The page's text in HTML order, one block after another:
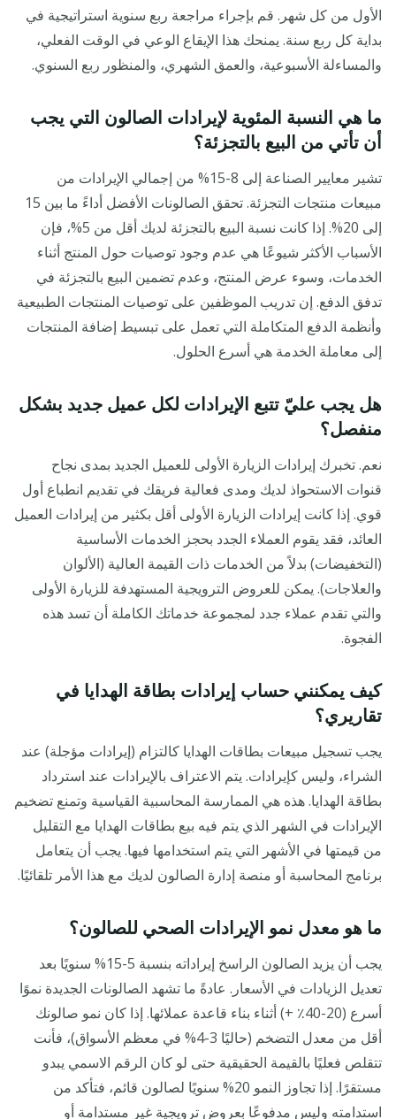
الأول من كل شهر. قم بإجراء مراجعة ربع سنوية استراتيجية في
بداية كل ربع سنة. يمنحك هذا الإيقاع الوعي في الوقت الفعلي،
والمساءلة الأسبوعية، والعمق الشهري، والمنظور ربع السنوي.
ما هي النسبة المئوية لإيرادات الصالون التي يجب
أن تأتي من البيع بالتجزئة؟
تشير معايير الصناعة إلى 8-15% من إجمالي الإيرادات من
مبيعات منتجات التجزئة. تحقق الصالونات الأفضل أداءً ما بين 15
إلى 20%. إذا كانت نسبة البيع بالتجزئة لديك أقل من 5%، فإن
الأسباب الأكثر شيوعًا هي عدم وجود توصيات حول المنتج أثناء
الخدمات، وسوء عرض المنتج، وعدم تضمين البيع بالتجزئة في
تدفق الدفع. إن تدريب الموظفين على توصيات المنتجات الطبيعية
وأنظمة الدفع المتكاملة التي تعمل على تبسيط إضافة المنتجات
إلى معاملة الخدمة هي أسرع الحلول.
هل يجب عليّ تتبع الإيرادات لكل عميل جديد بشكل
منفصل؟
نعم. تخبرك إيرادات الزيارة الأولى للعميل الجديد بمدى نجاح
قنوات الاستحواذ لديك ومدى فعالية فريقك في تقديم انطباع أول
قوي. إذا كانت إيرادات الزيارة الأولى أقل بكثير من إيرادات العميل
العائد، فقد يقوم العملاء الجدد بحجز الخدمات الأساسية
(التخفيضات) بدلاً من الخدمات ذات القيمة العالية (الألوان
والعلاجات). يمكن للعروض الترويجية المستهدفة للزيارة الأولى
والتي تقدم عملاء جدد لمجموعة خدماتك الكاملة أن تسد هذه
الفجوة.
كيف يمكنني حساب إيرادات بطاقة الهدايا في
تقاريري؟
يجب تسجيل مبيعات بطاقات الهدايا كالتزام (إيرادات مؤجلة) عند
الشراء، وليس كإيرادات. يتم الاعتراف بالإيرادات عند استرداد
بطاقة الهدايا. هذه هي الممارسة المحاسبية القياسية وتمنع تضخيم
الإيرادات في الشهر الذي يتم فيه بيع بطاقات الهدايا مع التقليل
من قيمتها في الأشهر التي يتم استخدامها فيها. يجب أن يتعامل
برنامج المحاسبة أو منصة إدارة الصالون لديك مع هذا الأمر تلقائيًا.
ما هو معدل نمو الإيرادات الصحي للصالون؟
يجب أن يزيد الصالون الراسخ إيراداته بنسبة 5-15% سنويًا بعد
تعديل الزيادات في الأسعار. عادةً ما تشهد الصالونات الجديدة نموًا
أسرع (20-40٪ +) أثناء بناء قاعدة عملائها. إذا كان نمو صالونك
أقل من معدل التضخم (حاليًا 3-4% في معظم الأسواق)، فأنت
تتقلص فعليًا بالقيمة الحقيقية حتى لو كان الرقم الاسمي يبدو
مستقرًا. إذا تجاوز النمو 20% سنويًا لصالون قائم، فتأكد من
استدامته وليس مدفوعًا بعروض ترويجية غير مستدامة أو